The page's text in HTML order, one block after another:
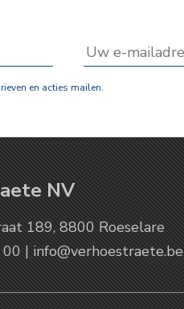
en acties mailen.
NV
189, 8800 Roeselare
00 |info@verhoestraete.be